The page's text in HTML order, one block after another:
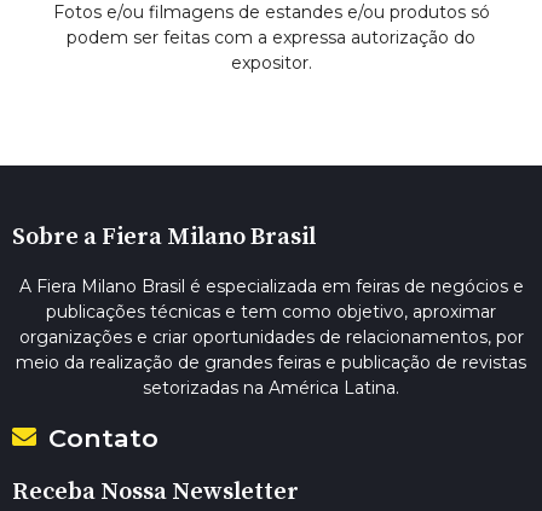
Fotos e/ou filmagens de estandes e/ou produtos só
podem ser feitas com a expressa autorização do
expositor.
Sobre a Fiera Milano Brasil
A Fiera Milano Brasil é especializada em feiras de negócios e
publicações técnicas e tem como objetivo, aproximar
organizações e criar oportunidades de relacionamentos, por
meio da realização de grandes feiras e publicação de revistas
setorizadas na América Latina.
Contato
Receba Nossa Newsletter